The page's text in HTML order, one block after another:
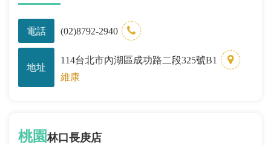
電話 (02)8792-2940
地址
114台北市內湖區成功路二段325號B1
維康
桃園林口長庚店